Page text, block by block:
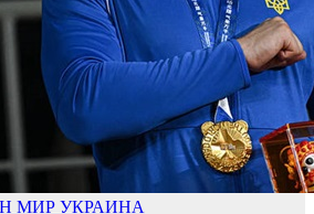
МИР УКРАИНА